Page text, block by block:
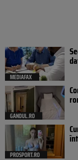
MEDIAFAX
GANDUL.RO
PROSPORT.RO